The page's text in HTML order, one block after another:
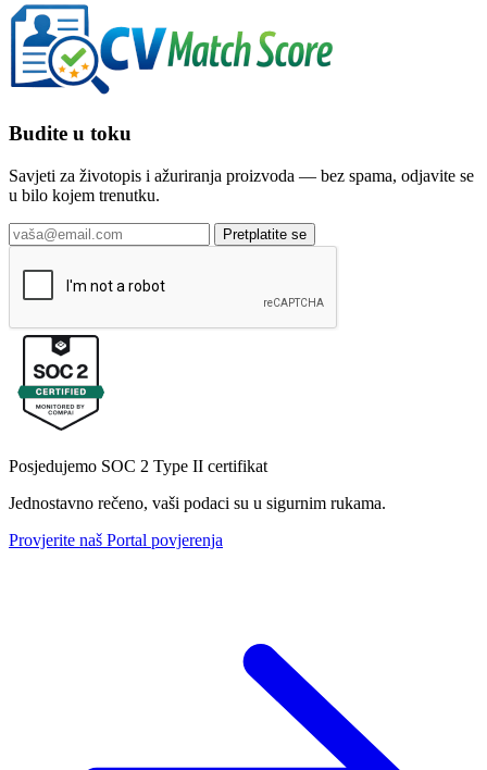
Budite u toku
Savjeti za životopis i ažuriranja proizvoda — bez spama, odjavite se
u bilo kojem trenutku.
Pretplatite se
Posjedujemo SOC 2 Type II certifikat
Jednostavno rečeno, vaši podaci su u sigurnim rukama.
Provjerite naš Portal povjerenja